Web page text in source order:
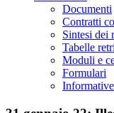
Documenti
Contratti
Sintesi dei
Tabelle
Moduli e
Formulari